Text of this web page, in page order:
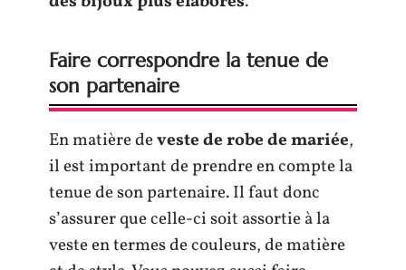
Faire correspondre la tenue de
son partenaire
En matière deveste de robe de mariée,
il est important de prendre en compte la
tenue de son partenaire. Il faut donc
s’assurer que celle-ci soit assortie à la
veste en termes de couleurs, de matière